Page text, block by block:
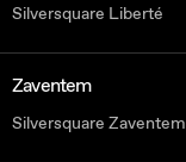
Silversquare Liberté
Zaventem
Silversquare Zaventem